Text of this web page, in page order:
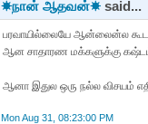
☀நான் ஆதவன்☀said...
பரவாயில்லையே ஆன்லைன்ல கூட
ஆன சாதாரண மக்களுக்கு
ஆனா இதுல ஒரு நல்ல விசயம்
Mon Aug 31, 08:23:00 PM